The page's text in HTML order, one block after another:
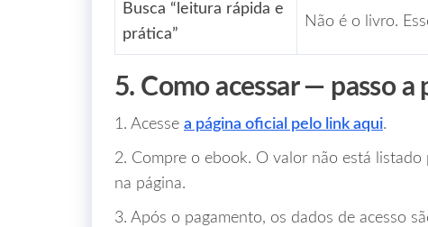
Busca “leitura rápida e
prática”
Não é o livro.
5. Como acessar — passo a
1. Acesse a página oficial pelo link aqui.
2. Compre o ebook. O valor não está
na página.
3. Após o pagamento, os dados de acesso